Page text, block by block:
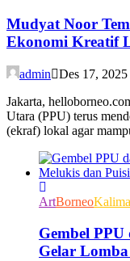
Mudyat Noor
Ekonomi Kreatif
admin
Des 17, 2025
Jakarta,
Utara (PPU) terus
(ekraf) lokal agar
ArtBorneo
Gembel
Gelar